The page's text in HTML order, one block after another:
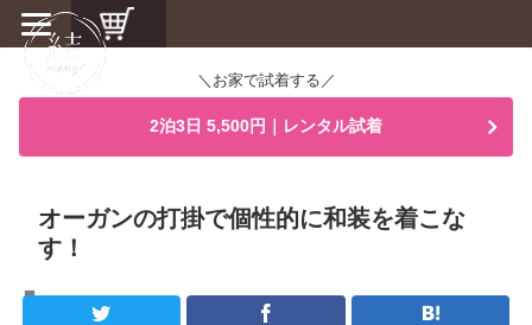
＼お家で試着する／
2泊3日 5,500円｜レンタル試着
オーガンの打掛で個性的に和装を着こな
す！